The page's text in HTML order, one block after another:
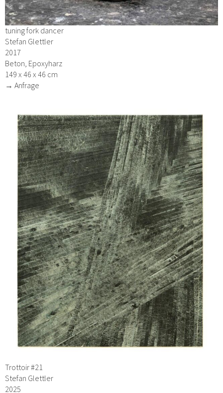
tuning fork dancer
Stefan Glettler
2017
Beton, Epoxyharz
149 x 46 x 46 cm
→ Anfrage
Trottoir #21
Stefan Glettler
2025